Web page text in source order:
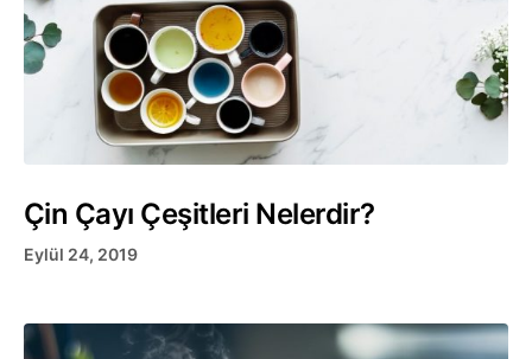
Çin Çayı Çeşitleri Nelerdir?
Eylül 24, 2019